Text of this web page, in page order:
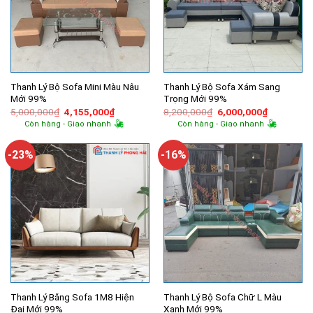
Thanh Lý Bộ Sofa Mini Màu Nâu
Mới 99%
5,000,000₫ Giá
gốc
là:
4,155,000₫Giá
hiện
tại
4,155,000₫.
Còn hàng - Giao nhanh
Thanh Lý Bộ Sofa Xám Sang
Trọng Mới 99%
8,200,000₫ Giá
gốc
là:
6,000,000₫Giá
hiện
tại
Còn hàng - Giao nhanh
-23%
Thanh Lý Băng Sofa 1M8 Hiện
Đại Mới 99%
-16%
Thanh Lý Bộ Sofa Chữ L Màu
Xanh Mới 99%